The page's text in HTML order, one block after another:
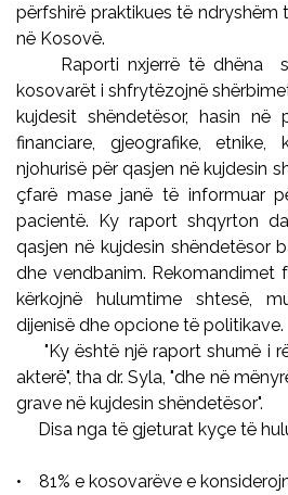
përfshirë praktikues të ndryshëm
në Kosovë.
Raporti nxjerrë të dhëna
kosovarët i shfrytëzojnë
kujdesit shëndetësor, hasin në
financiare, gjeografike,
njohurisë për qasjen në kujdesin
çfarë mase janë të informuar
pacientë. Ky raport shqyrton
qasjen në kujdesin shëndetësor
dhe vendbanim. Rekomandimet
kërkojnë hulumtime shtesë,
dijenisë dhe opcione të politikave.
"Ky është një raport shumë i
akterë", tha dr. Syla, "dhe në
grave në kujdesin shëndetësor".
Disa nga të gjeturat kyçe të
• 81% e kosovarëve e